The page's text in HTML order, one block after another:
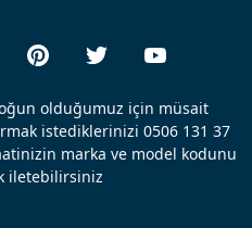
olduğumuz için müsait
istediklerinizi 0506 131 37
marka ve model kodunu
iletebilirsiniz